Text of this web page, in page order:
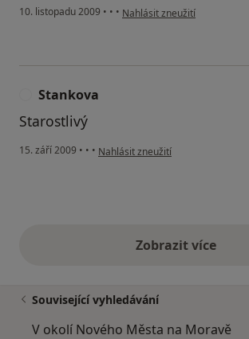
10. listopadu 2009 • • • podle názoru uživatele
Nahlásit zneužití
Stankova
Starostlivý
15. září 2009 • • • podle názoru uživatele Stankova
Nahlásit zneužití
Zobrazit více
výše
Související vyhledávání
V okolí Nového Města na Moravě